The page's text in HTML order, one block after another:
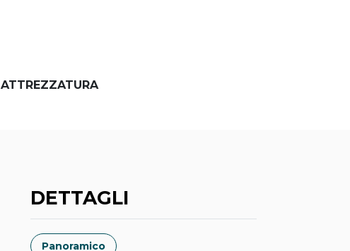
ATTREZZATURA
DETTAGLI
Panoramico